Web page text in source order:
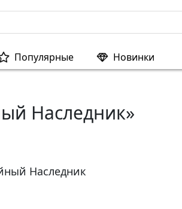
Популярные Новинки
Наследник»
Наследник